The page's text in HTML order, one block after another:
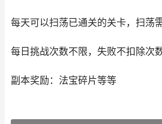
每天可以扫荡已通关的关卡，扫荡
每日挑战次数不限，失败不扣除次
副本奖励：法宝碎片等等